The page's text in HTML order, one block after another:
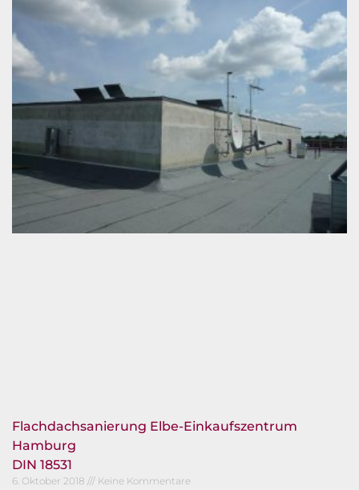
Flachdachsanierung Elbe-Einkaufszentrum
Hamburg
DIN 18531
6. Oktober 2018 Keine Kommentare